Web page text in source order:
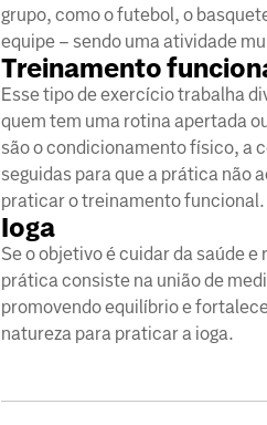
grupo, como o futebol, o
equipe – sendo uma atividade
Treinamento
Esse tipo de exercício trabalha
quem tem uma rotina apertada
são o condicionamento físico, a
seguidas para que a prática não
praticar o treinamento funcional.
Ioga
Se o objetivo é cuidar da saúde
prática consiste na união de
promovendo equilíbrio e
natureza para praticar a ioga.